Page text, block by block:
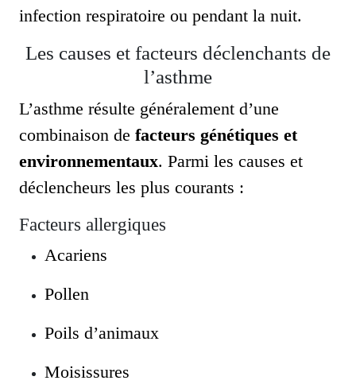
infection respiratoire ou pendant la nuit.
Les causes et facteurs déclenchants de
l’asthme
L’asthme résulte généralement d’une
combinaison de facteurs génétiques et
environnementaux. Parmi les causes et
déclencheurs les plus courants :
Facteurs allergiques
Acariens
Pollen
Poils d’animaux
Moisissures